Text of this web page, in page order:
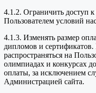
4.1.2. Ограничить доступ
Пользователем условий
4.1.3. Изменять размер
дипломов и
распространяться на
олимпиадах и конкурсах
оплаты, за исключением
Администрацией сайта.